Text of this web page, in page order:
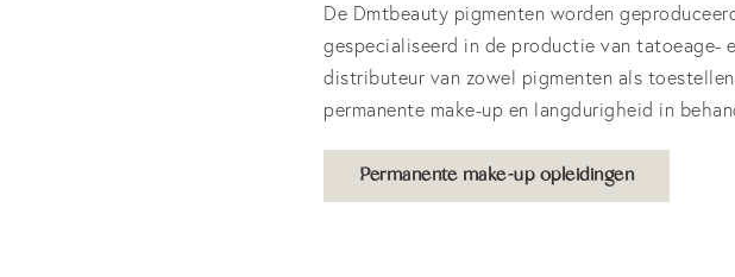
De Dmtbeauty pigmenten worden
gespecialiseerd in de productie van tatoeage-
distributeur van zowel pigmenten als
permanente make-up en langdurigheid in
Permanente make-up opleidingen